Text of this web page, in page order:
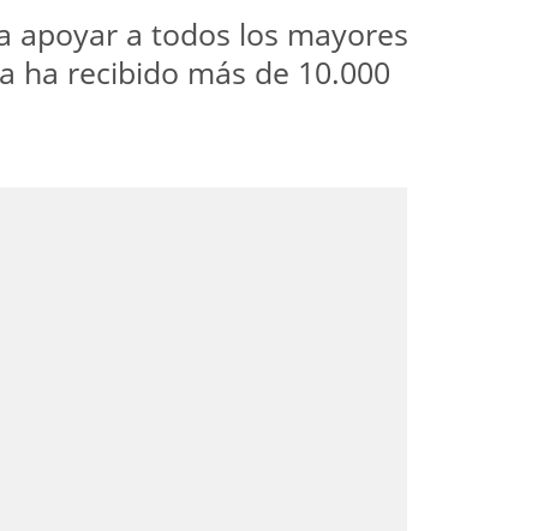
apoyar a todos los mayores
ha recibido más de 10.000